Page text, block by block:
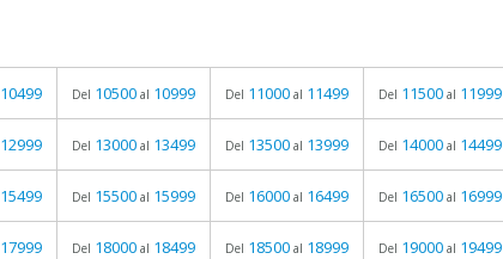
10499 Del 10500 al 10999 Del 11000 al 11499 Del 11500 al 11999
12999 Del 13000 al 13499 Del 13500 al 13999 Del 14000 al 14499
15499 Del 15500 al 15999 Del 16000 al 16499 Del 16500 al 16999
17999 Del 18000 al 18499 Del 18500 al 18999 Del 19000 al 19499